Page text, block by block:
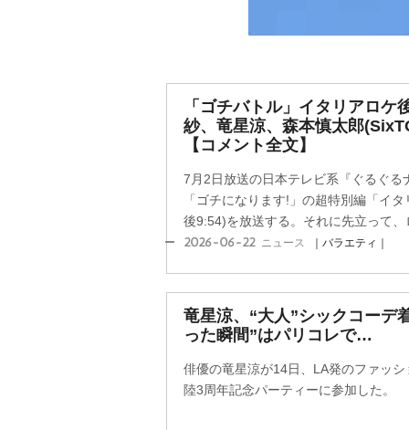
「ゴチバトル」イタリアロケ
紗、竜星涼、森本慎太郎
【コメント全文】
7月2日放送の日本テレビ系『ぐるぐる
「ゴチになります!」の超特別編「イ
後9:54)を放送する。それに先立って、
2026-06-22 ニュース ｜バラエティ｜
竜星涼、“大人”シックコーデ
った瞬間”はパリコレで…
俳優の竜星涼が14日、LA発のファッ
陸3周年記念パーティーに参加した。